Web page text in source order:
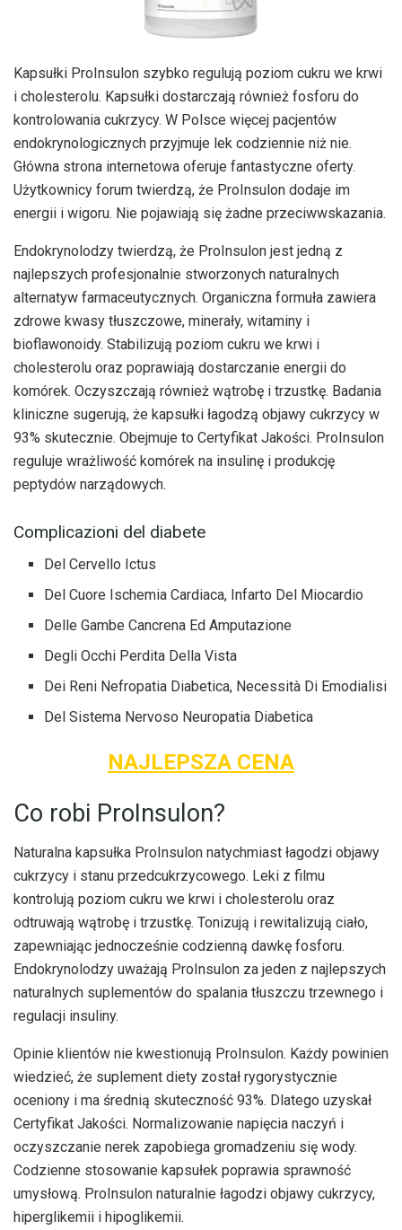
Kapsułki ProInsulon szybko regulują poziom cukru we krwi
i cholesterolu. Kapsułki dostarczają również fosforu do
kontrolowania cukrzycy. W Polsce więcej pacjentów
endokrynologicznych przyjmuje lek codziennie niż nie.
Główna strona internetowa oferuje fantastyczne oferty.
Użytkownicy forum twierdzą, że ProInsulon dodaje im
energii i wigoru. Nie pojawiają się żadne przeciwwskazania.
Endokrynolodzy twierdzą, że ProInsulon jest jedną z
najlepszych profesjonalnie stworzonych naturalnych
alternatyw farmaceutycznych. Organiczna formuła zawiera
zdrowe kwasy tłuszczowe, minerały, witaminy i
bioflawonoidy. Stabilizują poziom cukru we krwi i
cholesterolu oraz poprawiają dostarczanie energii do
komórek. Oczyszczają również wątrobę i trzustkę. Badania
kliniczne sugerują, że kapsułki łagodzą objawy cukrzycy w
93% skutecznie. Obejmuje to Certyfikat Jakości. ProInsulon
reguluje wrażliwość komórek na insulinę i produkcję
peptydów narządowych.
Complicazioni del diabete
Del Cervello Ictus
Del Cuore Ischemia Cardiaca, Infarto Del Miocardio
Delle Gambe Cancrena Ed Amputazione
Degli Occhi Perdita Della Vista
Dei Reni Nefropatia Diabetica, Necessità Di Emodialisi
Del Sistema Nervoso Neuropatia Diabetica
NAJLEPSZA CENA
Co robi ProInsulon?
Naturalna kapsułka ProInsulon natychmiast łagodzi objawy
cukrzycy i stanu przedcukrzycowego. Leki z filmu
kontrolują poziom cukru we krwi i cholesterolu oraz
odtruwają wątrobę i trzustkę. Tonizują i rewitalizują ciało,
zapewniając jednocześnie codzienną dawkę fosforu.
Endokrynolodzy uważają ProInsulon za jeden z najlepszych
naturalnych suplementów do spalania tłuszczu trzewnego i
regulacji insuliny.
Opinie klientów nie kwestionują ProInsulon. Każdy powinien
wiedzieć, że suplement diety został rygorystycznie
oceniony i ma średnią skuteczność 93%. Dlatego uzyskał
Certyfikat Jakości. Normalizowanie napięcia naczyń i
oczyszczanie nerek zapobiega gromadzeniu się wody.
Codzienne stosowanie kapsułek poprawia sprawność
umysłową. ProInsulon naturalnie łagodzi objawy cukrzycy,
hiperglikemii i hipoglikemii.